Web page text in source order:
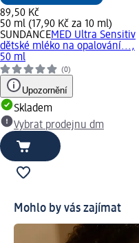
89,50 Kč
50 ml (17,90 Kč za 10 ml)
SUNDANCEMED Ultra Sensitiv
dětské mléko na opalování...,
50 ml
(0)
Upozornění
Skladem
Vybrat prodejnu dm
Mohlo by vás zajímat